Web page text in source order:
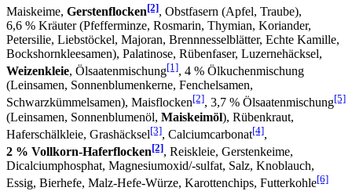
Maiskeime, Gerstenflocken[2], Obstfasern (Apfel, Traube),
6,6 % Kräuter (Pfefferminze, Rosmarin, Thymian, Koriander,
Petersilie, Liebstöckel, Majoran, Brennnesselblätter, Echte Kamille,
Bockshornkleesamen), Palatinose, Rübenfaser, Luzernehäcksel,
Weizenkleie, Ölsaatenmischung[1], 4 % Ölkuchenmischung
(Leinsamen, Sonnenblumenkerne, Fenchelsamen,
Schwarzkümmelsamen), Maisflocken[2], 3,7 % Ölsaatenmischung[5]
(Leinsamen, Sonnenblumenöl, Maiskeimöl), Rübenkraut,
Haferschälkleie, Grashäcksel[3], Calciumcarbonat[4],
2 % Vollkorn-Haferflocken[2], Reiskleie, Gerstenkeime,
Dicalciumphosphat, Magnesiumoxid/-sulfat, Salz, Knoblauch,
Essig, Bierhefe, Malz-Hefe-Würze, Karottenchips, Futterkohle[6]